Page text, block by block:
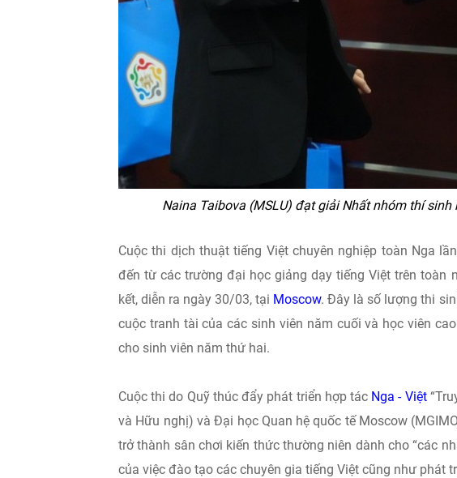
Naina Taibova (MSLU) đạt giải Nhất nhóm thí
Cuộc thi dịch thuật tiếng Việt chuyên nghiệp toàn Nga
đến từ các trường đại học giảng dạy tiếng Việt trên toàn
kết, diễn ra ngày 30/03, tại Moscow. Đây là số lượng thi
cuộc tranh tài của các sinh viên năm cuối và học viên
cho sinh viên năm thứ hai.
Cuộc thi do Quỹ thúc đẩy phát triển hợp tác Nga - Việt
và Hữu nghị) và Đại học Quan hệ quốc tế Moscow
trở thành sân chơi kiến thức thường niên dành cho “các
của việc đào tạo các chuyên gia tiếng Việt cũng như phát